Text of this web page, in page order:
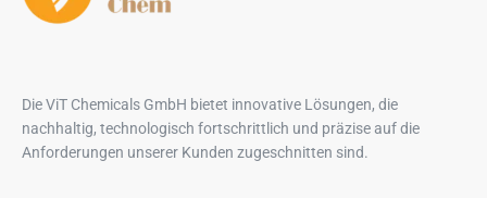
Die ViT Chemicals GmbH bietet innovative Lösungen, die
nachhaltig, technologisch fortschrittlich und präzise auf die
Anforderungen unserer Kunden zugeschnitten sind.